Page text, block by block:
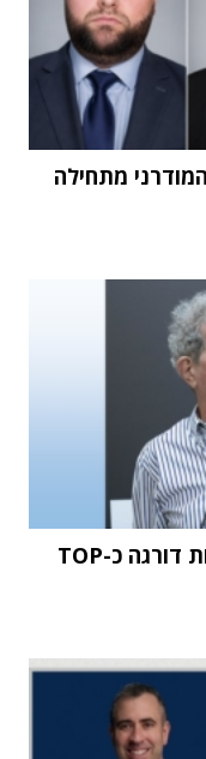
מתחילה
מחקר STKI השנתי: וואן טכנולוגיות דורגה כ-TOP